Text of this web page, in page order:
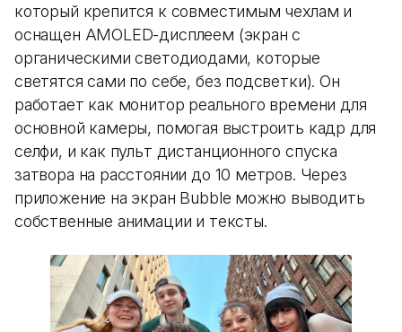
который крепится к совместимым чехлам и
оснащен AMOLED-дисплеем (экран с
органическими светодиодами, которые
светятся сами по себе, без подсветки). Он
работает как монитор реального времени для
основной камеры, помогая выстроить кадр для
селфи, и как пульт дистанционного спуска
затвора на расстоянии до 10 метров. Через
приложение на экран Bubble можно выводить
собственные анимации и тексты.